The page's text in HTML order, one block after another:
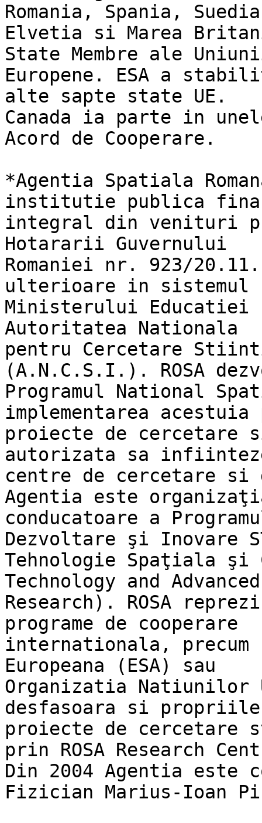
Romania, Spania,
Elvetia si Marea
State Membre ale
Europene. ESA a
alte sapte state UE.
Canada ia parte in
Acord de Cooperare.
*Agentia Spatiala
institutie publica
integral din venituri
Hotararii Guvernului
Romaniei nr. 923/
ulterioare in sistemul
Ministerului
Autoritatea Nationala
pentru Cercetare
(A.N.C.S.I.). ROSA
Programul National
implementarea
proiecte de
autorizata sa
centre de cercetare si
Agentia este
conducatoare a
Dezvoltare şi Inovare
Tehnologie Spaţiala şi
Technology and Advanced
Research). ROSA
programe de cooperare
internationala,
Europeana (ESA) sau
Organizatia Natiunilor
desfasoara si propriile
proiecte de
prin ROSA Research
Din 2004 Agentia este
Fizician Marius-Ioan